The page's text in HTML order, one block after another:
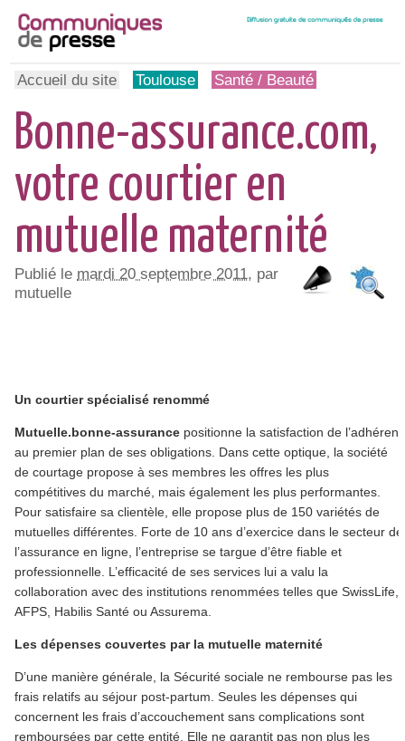
Accueil du site Toulouse Santé / Beauté
Bonne-assurance.com,
votre courtier en
mutuelle maternité
Publié le mardi 20 septembre 2011, par
mutuelle
Un courtier spécialisé renommé
Mutuelle.bonne-assurance positionne la satisfaction de l’adhérent
au premier plan de ses obligations. Dans cette optique, la société
de courtage propose à ses membres les offres les plus
compétitives du marché, mais également les plus performantes.
Pour satisfaire sa clientèle, elle propose plus de 150 variétés de
mutuelles différentes. Forte de 10 ans d’exercice dans le secteur de
l’assurance en ligne, l’entreprise se targue d’être fiable et
professionnelle. L’efficacité de ses services lui a valu la
collaboration avec des institutions renommées telles que SwissLife,
AFPS, Habilis Santé ou Assurema.
Les dépenses couvertes par la mutuelle maternité
D’une manière générale, la Sécurité sociale ne rembourse pas les
frais relatifs au séjour post-partum. Seules les dépenses qui
concernent les frais d’accouchement sans complications sont
remboursées par cette entité. Elle ne garantit pas non plus les